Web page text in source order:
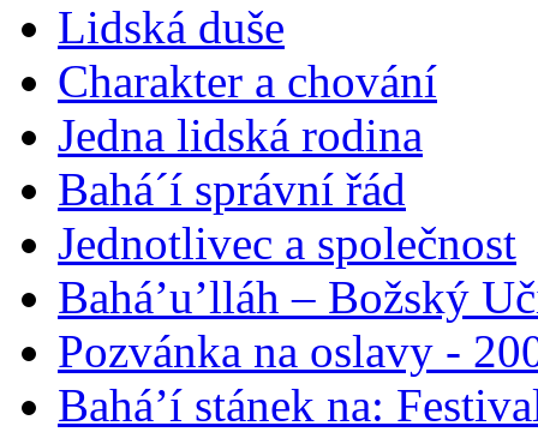
Lidská duše
Charakter a chování
Jedna lidská rodina
Bahá´í správní řád
Jednotlivec a společnost
Bahá’u’lláh – Božský
Pozvánka na oslavy -
Bahá’í stánek na: